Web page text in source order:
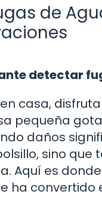
de
detectar
casa,
pequeña
daños
sino
Aquí es
ha